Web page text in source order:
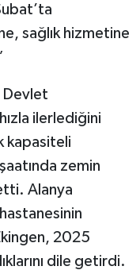
sağlık hizmetine
Devlet
ilerlediğini
kapasiteli
zemin
Alanya
2025
dile getirdi.